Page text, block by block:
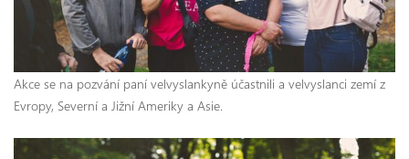
Akce se na pozvání paní velvyslankyně účastnili a velvyslanci zemí z
Evropy, Severní a Jižní Ameriky a Asie.